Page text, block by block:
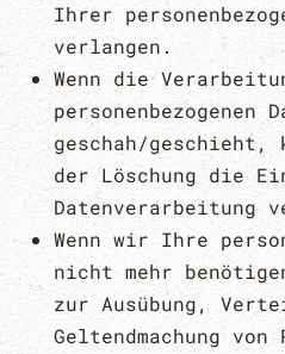
Ihrer
verlangen.
Wenn die
personenbezogenen
geschah/
der Löschung die
Datenverarbeitung
Wenn wir Ihre
nicht mehr
zur Ausübung,
Geltendmachung von